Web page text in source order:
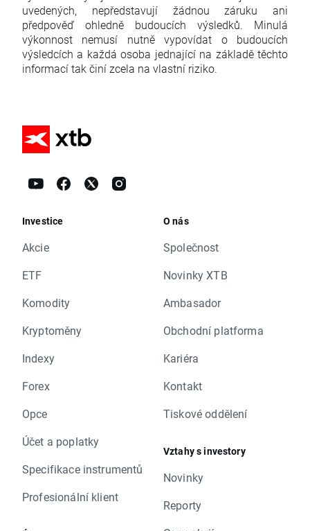
uvedených, nepředstavují žádnou záruku ani
předpověď ohledně budoucích výsledků. Minulá
výkonnost nemusí nutně vypovídat o budoucích
výsledcích a každá osoba jednající na základě těchto
informací tak činí zcela na vlastní riziko.
Investice
Akcie
ETF
Komodity
Kryptoměny
Indexy
Forex
Opce
Účet a poplatky
Specifikace instrumentů
Profesionální klient
O nás
Společnost
Novinky XTB
Ambasador
Obchodní platforma
Kariéra
Kontakt
Tiskové oddělení
Vztahy s investory
Novinky
Reporty